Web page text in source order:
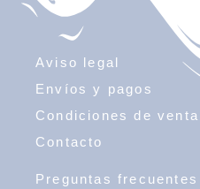
Aviso legal
Envíos y pagos
Condiciones de venta
Contacto
Preguntas frecuentes